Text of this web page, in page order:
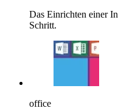
Das Einrichten einer
Schritt.
office